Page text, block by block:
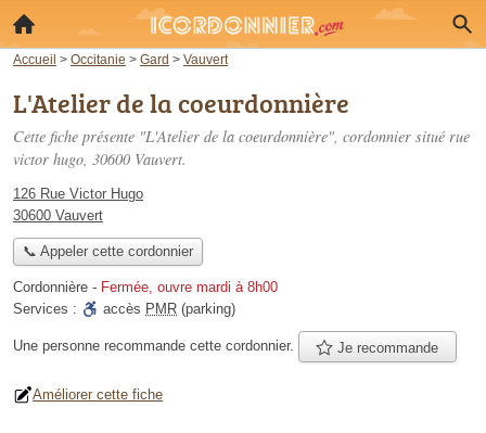
Accueil > Occitanie > Gard > Vauvert
L'Atelier de la coeurdonnière
Cette fiche présente "L'Atelier de la coeurdonnière", cordonnier situé rue
victor hugo, 30600 Vauvert.
126 Rue Victor Hugo
30600 Vauvert
📞 Appeler cette cordonnier
Cordonnière - Fermée, ouvre mardi à 8h00
Services :
accès PMR (parking)
Une personne recommande cette cordonnier. Je recommande
Améliorer cette fiche